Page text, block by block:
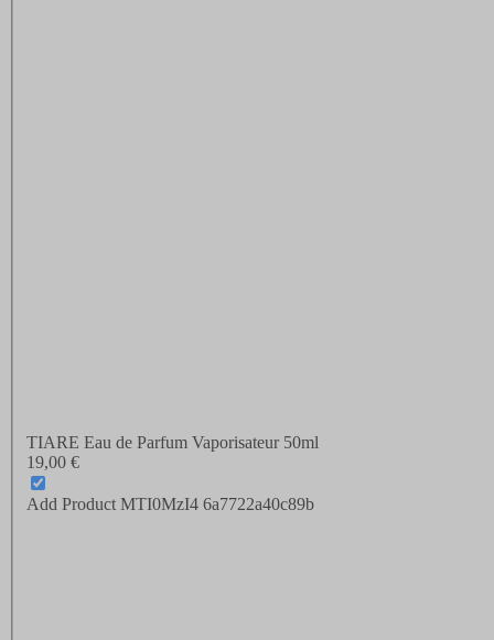
TIARE Eau de Parfum Vaporisateur 50ml
19,00 €
Add Product MTI0MzI4 6a7722a40c89b